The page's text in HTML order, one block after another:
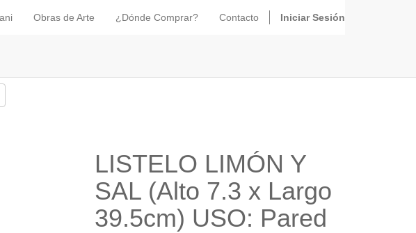
Obras de Arte ¿Dónde Comprar? Contacto Iniciar Sesión
LISTELO LIMÓN Y
SAL (Alto 7.3 x Largo
39.5cm) USO: Pared